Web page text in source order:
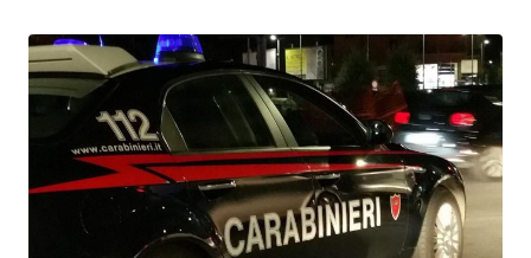
Svegliato dall’esplosione di uno sportello
bancomat, residente lancia cocci dal balcone
e mette in fuga i ladri